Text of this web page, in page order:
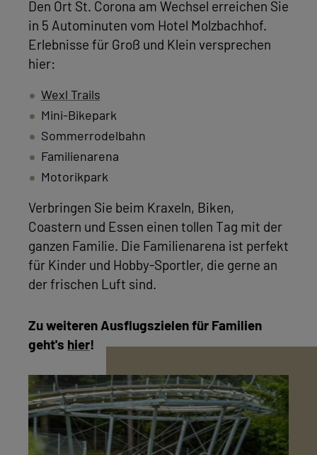
Den Ort St. Corona am Wechsel erreichen Sie
in 5 Autominuten vom Hotel Molzbachhof.
Erlebnisse für Groß und Klein versprechen
hier:
Wexl Trails
Mini-Bikepark
Sommerrodelbahn
Familienarena
Motorikpark
Verbringen Sie beim Kraxeln, Biken,
Coastern und Essen einen tollen Tag mit der
ganzen Familie. Die Familienarena ist perfekt
für Kinder und Hobby-Sportler, die gerne an
der frischen Luft sind.
Zu weiteren Ausflugszielen für Familien
geht's hier!